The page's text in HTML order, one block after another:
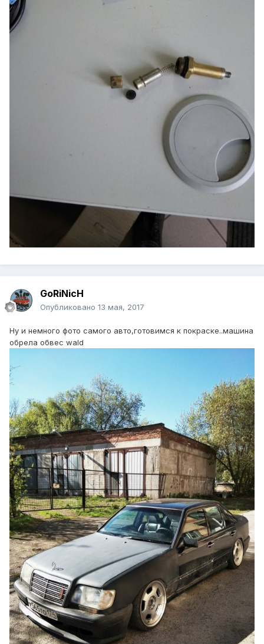
GoRiNicH
Опубликовано 13 мая, 2017
Ну и немного фото самого авто,готовимся к покраске..машина
обрела обвес wald